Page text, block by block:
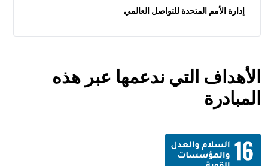
إدارة الأمم المتحدة للتواصل العالمي
الأهداف التي ندعمها عبر هذه
المبادرة